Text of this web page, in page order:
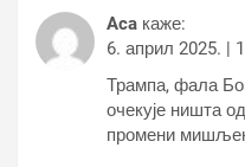
Aca каже:
6. април 2025. |
Трампа, фала
очекује ништа
промени